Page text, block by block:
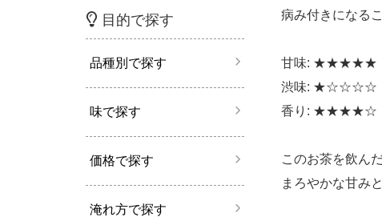
病み付きになる
甘味: ★★★★★
渋味: ★☆☆☆☆
香り: ★★★★☆
このお茶を飲ん
まろやかな甘み
目的で探す
品種別で探す
味で探す
価格で探す
淹れ方で探す